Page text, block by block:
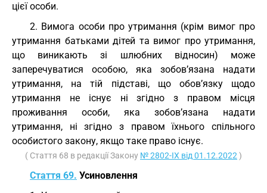
цієї особи.
2. Вимога особи про утримання (крім вимог про
утримання батьками дітей та вимог про утримання,
що виникають зі шлюбних відносин) може
заперечуватися особою, яка зобов’язана надати
утримання, на тій підставі, що обов’язку щодо
утримання не існує ні згідно з правом місця
проживання особи, яка зобов’язана надати
утримання, ні згідно з правом їхнього спільного
особистого закону, якщо таке право існує.
( Стаття 68 в редакції Закону № 2802-IX від 01.12.2022 )
Стаття 69. Усиновлення